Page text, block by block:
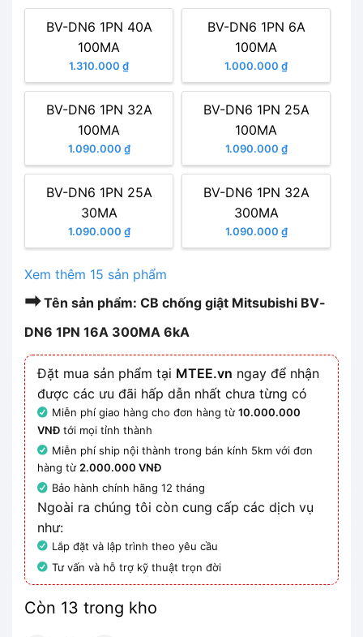
BV-DN6 1PN 40A
100MA
1.310.000 ₫
BV-DN6 1PN 6A
100MA
1.000.000 ₫
BV-DN6 1PN 32A
100MA
1.090.000 ₫
BV-DN6 1PN 25A
100MA
1.090.000 ₫
BV-DN6 1PN 25A
30MA
1.090.000 ₫
BV-DN6 1PN 32A
300MA
1.090.000 ₫
Xem thêm 15 sản phẩm
➡Tên sản phẩm: CB chống giật Mitsubishi BV-
DN6 1PN 16A 300MA 6kA
Đặt mua sản phẩm tại MTEE.vn ngay để nhận
được các ưu đãi hấp dẫn nhất chưa từng có
Miễn phí giao hàng cho đơn hàng từ10.000.000
VNĐ tới mọi tỉnh thành
Miễn phí ship nội thành trong bán kính 5km với đơn
hàng từ 2.000.000 VNĐ
Bảo hành chính hãng 12 tháng
Ngoài ra chúng tôi còn cung cấp các dịch vụ
như:
Lắp đặt và lập trình theo yêu cầu
Tư vấn và hỗ trợ kỹ thuật trọn đời
Còn 13 trong kho